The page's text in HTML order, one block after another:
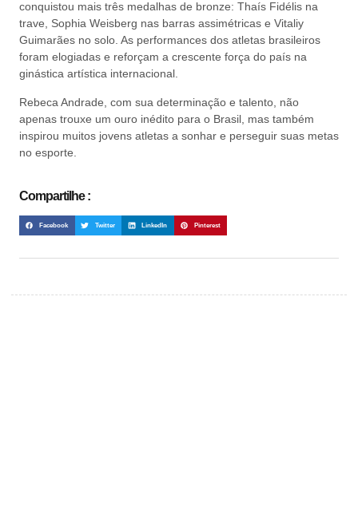
conquistou mais três medalhas de bronze: Thaís Fidélis na
trave, Sophia Weisberg nas barras assimétricas e Vitaliy
Guimarães no solo. As performances dos atletas brasileiros
foram elogiadas e reforçam a crescente força do país na
ginástica artística internacional.
Rebeca Andrade, com sua determinação e talento, não
apenas trouxe um ouro inédito para o Brasil, mas também
inspirou muitos jovens atletas a sonhar e perseguir suas metas
no esporte.
Compartilhe :
Facebook Twitter LinkedIn Pinterest